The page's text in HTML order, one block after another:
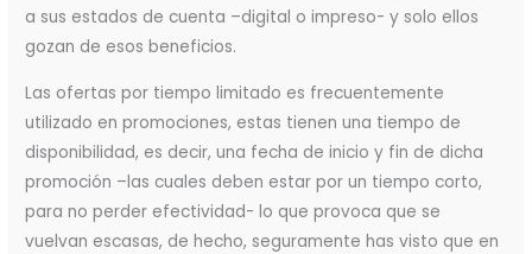
a sus estados de cuenta –digital o impreso- y solo ellos
gozan de esos beneficios.
Las ofertas por tiempo limitado es frecuentemente
utilizado en promociones, estas tienen una tiempo de
disponibilidad, es decir, una fecha de inicio y fin de dicha
promoción –las cuales deben estar por un tiempo corto,
para no perder efectividad- lo que provoca que se
vuelvan escasas, de hecho, seguramente has visto que en